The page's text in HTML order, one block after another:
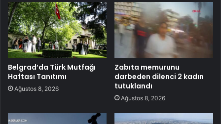
Belgrad’da Türk Mutfağı
Haftası Tanıtımı
Ağustos 8, 2026
Zabıta memurunu
darbeden dilenci 2 kadın
tutuklandı
Ağustos 8, 2026